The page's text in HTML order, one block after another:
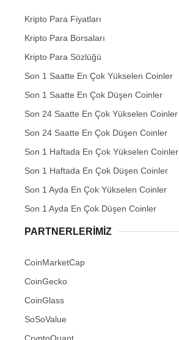
Kripto Para Fiyatları
Kripto Para Borsaları
Kripto Para Sözlüğü
Son 1 Saatte En Çok Yükselen Coinler
Son 1 Saatte En Çok Düşen Coinler
Son 24 Saatte En Çok Yükselen Coinler
Son 24 Saatte En Çok Düşen Coinler
Son 1 Haftada En Çok Yükselen Coinler
Son 1 Haftada En Çok Düşen Coinler
Son 1 Ayda En Çok Yükselen Coinler
Son 1 Ayda En Çok Düşen Coinler
PARTNERLERIMIZ
CoinMarketCap
CoinGecko
CoinGlass
SoSoValue
CryptoQuant